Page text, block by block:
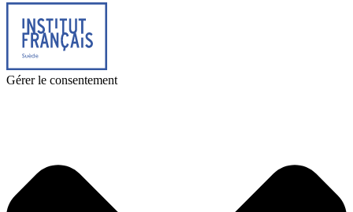
Gérer le consentement